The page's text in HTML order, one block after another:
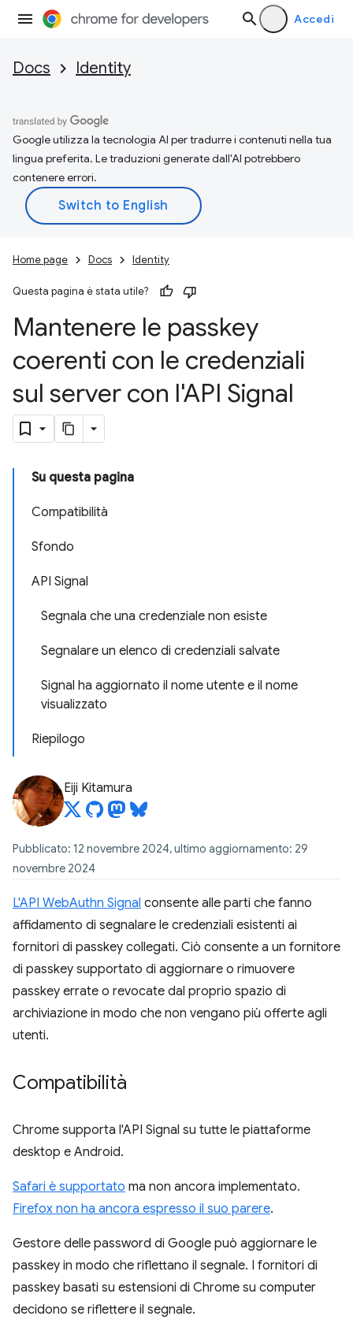
Accedi
Docs Identity
Google utilizza la tecnologia AI per tradurre i contenuti nella tua
lingua preferita. Le traduzioni generate dall'AI potrebbero
contenere errori.
Home page Docs Identity
Questa pagina è stata utile?
Mantenere le passkey
coerenti con le credenziali
sul server con l'API Signal
Su questa pagina
Compatibilità
Sfondo
API Signal
Segnala che una credenziale non esiste
Segnalare un elenco di credenziali salvate
Signal ha aggiornato il nome utente e il nome
visualizzato
Riepilogo
Eiji Kitamura
Pubblicato: 12 novembre 2024, ultimo aggiornamento: 29
novembre 2024
L'API WebAuthn Signal consente alle parti che fanno
affidamento di segnalare le credenziali esistenti ai
fornitori di passkey collegati. Ciò consente a un fornitore
di passkey supportato di aggiornare o rimuovere
passkey errate o revocate dal proprio spazio di
archiviazione in modo che non vengano più offerte agli
utenti.
Compatibilità
Chrome supporta l'API Signal su tutte le piattaforme
desktop e Android.
Safari è supportato ma non ancora implementato.
Firefox non ha ancora espresso il suo parere.
Gestore delle password di Google può aggiornare le
passkey in modo che riflettano il segnale. I fornitori di
passkey basati su estensioni di Chrome su computer
decidono se riflettere il segnale.